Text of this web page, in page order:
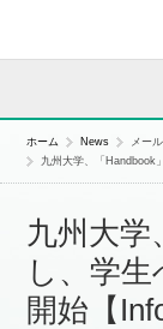
ホーム News
メー
九州大学、「Handbook
九州大学
し、学
開始【